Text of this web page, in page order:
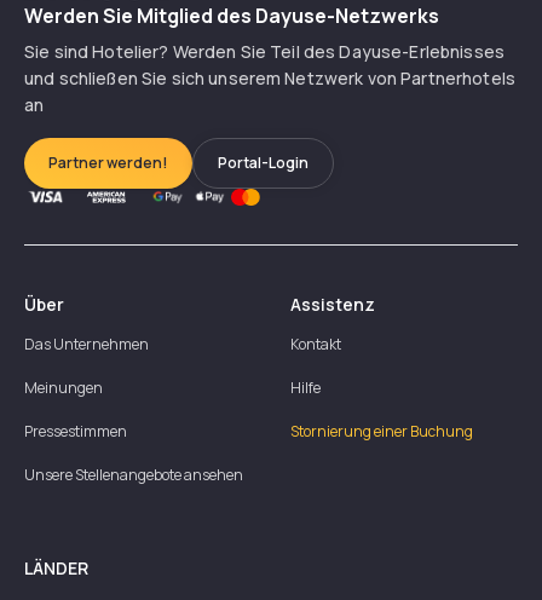
Werden Sie Mitglied des Dayuse-Netzwerks
Sie sind Hotelier? Werden Sie Teil des Dayuse-Erlebnisses
und schließen Sie sich unserem Netzwerk von Partnerhotels
an
Partner werden! Portal-Login
Über
Das Unternehmen
Meinungen
Pressestimmen
Unsere Stellenangebote ansehen
Assistenz
Kontakt
Hilfe
Stornierung einer Buchung
LÄNDER